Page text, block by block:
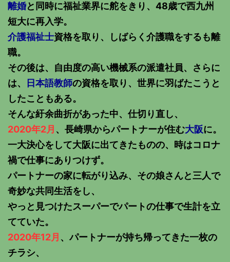
離婚と同時に福祉業界に舵をきり、48歳で西九州
短大に再入学。
介護福祉士資格を取り、しばらく介護職をするも離
職。
その後は、自由度の高い機械系の派遣社員、さらに
は、
日本語教師の資格を取り、世界に羽ばたこうと
したこともある。
そんな紆余曲折があった中、仕切り直し、
2020年2月 、長崎県からパートナーが住む大阪に。
一大決心をして大阪に出てきたものの、時はコロナ
禍で仕事にありつけず。
パートナーの家に転がり込み、その娘さんと三人で
奇妙な共同生活をし、
やっと見つけたスーパーでパートの仕事で生計を立
てていた。
2020年12月 、パートナーが持ち帰ってきた一枚の
チラシ、